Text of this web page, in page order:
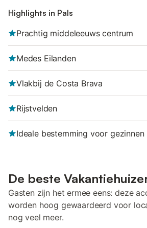
Highlights in Pals
Prachtig middeleeuws centrum
Medes Eilanden
Vlakbij de Costa Brava
Rijstvelden
Ideale bestemming voor gezinnen
De beste
Gasten zijn het ermee eens: deze
worden hoog gewaardeerd voor
nog veel meer.